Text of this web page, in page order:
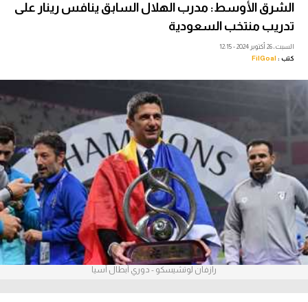
ميركاتو
فانتازي في الجول
مسابقة التوقعات
آراء حرة
ركن الألعاب
بطولات
أمريكا 2026
الشرق الأوسط: مدرب الهلال السابق ينافس رينار على
تدريب منتخب السعودية
السبت، 26 أكتوبر 2024 - 12:15
كتب : FilGoal
رازفان لوتشيسكو - دوري أبطال آسيا